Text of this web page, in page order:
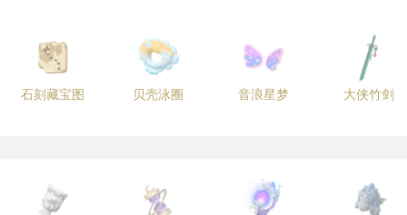
石刻藏宝图 贝壳泳圈 音浪星梦 大侠竹剑